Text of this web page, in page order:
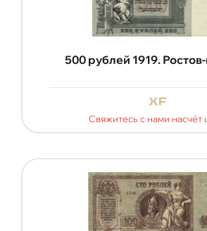
500 рублей 1919.
xf
Свяжитесь с нами насчёт